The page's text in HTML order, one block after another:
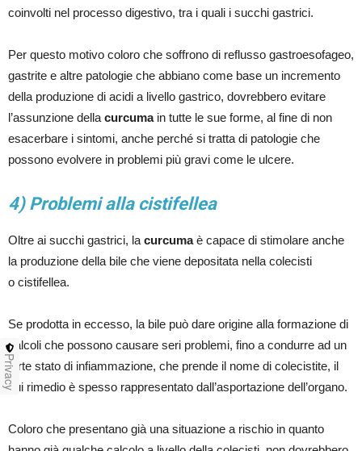
coinvolti nel processo digestivo, tra i quali i succhi gastrici.
Per questo motivo coloro che soffrono di reflusso gastroesofageo,
gastrite e altre patologie che abbiano come base un incremento
della produzione di acidi a livello gastrico, dovrebbero evitare
l’assunzione della curcumain tutte le sue forme, al fine di non
esacerbare i sintomi, anche perché si tratta di patologie che
possono evolvere in problemi più gravi come le ulcere.
4) Problemi alla cistifellea
Oltre ai succhi gastrici, la curcumaè capace di stimolare anche
la produzione della bile che viene depositata nella colecisti
o cistifellea.
Se prodotta in eccesso, la bile può dare origine alla formazione di
calcoli che possono causare seri problemi, fino a condurre ad un
forte stato di infiammazione, che prende il nome di colecistite, il
cui rimedio è spesso rappresentato dall’asportazione dell’organo.
Coloro che presentano già una situazione a rischio in quanto
Privacy